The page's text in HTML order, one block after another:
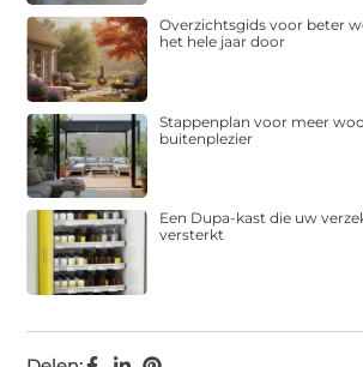
Overzichtsgids voor beter
het hele jaar door
Stappenplan voor meer
buitenplezier
Een Dupa-kast die uw
versterkt